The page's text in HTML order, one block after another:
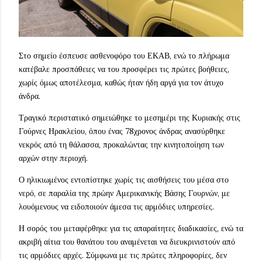
Στο σημείο έσπευσε ασθενοφόρο του ΕΚΑΒ, ενώ το πλήρωμα
κατέβαλε προσπάθειες να του προσφέρει τις πρώτες βοήθειες,
χωρίς όμως αποτέλεσμα, καθώς ήταν ήδη αργά για τον άτυχο
άνδρα.
Τραγικό περιστατικό σημειώθηκε το μεσημέρι της Κυριακής στις
Γούρνες Ηρακλείου, όπου ένας 78χρονος άνδρας ανασύρθηκε
νεκρός από τη θάλασσα, προκαλώντας την κινητοποίηση των
αρχών στην περιοχή.
Ο ηλικιωμένος εντοπίστηκε χωρίς τις αισθήσεις του μέσα στο
νερό, σε παραλία της πρώην Αμερικανικής Βάσης Γουρνών, με
λουόμενους να ειδοποιούν άμεσα τις αρμόδιες υπηρεσίες.
Η σορός του μεταφέρθηκε για τις απαραίτητες διαδικασίες, ενώ τα
ακριβή αίτια του θανάτου του αναμένεται να διευκρινιστούν από
τις αρμόδιες αρχές. Σύμφωνα με τις πρώτες πληροφορίες, δεν